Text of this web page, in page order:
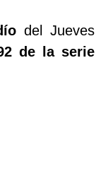
del Jueves
de la serie